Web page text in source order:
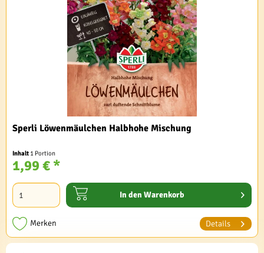
Sperli Löwenmäulchen Halbhohe Mischung
Inhalt 1 Portion
1,99 € *
In den Warenkorb
Merken Details